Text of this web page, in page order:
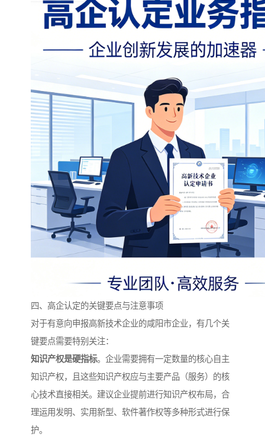
四、高企认定的关键要点与注意事项
对于有意向申报高新技术企业的咸阳市企业，有几个关
键要点需要特别关注：
知识产权是硬指标。企业需要拥有一定数量的核心自主
知识产权，且这些知识产权应与主要产品（服务）的核
心技术直接相关。建议企业提前进行知识产权布局，合
理运用发明、实用新型、软件著作权等多种形式进行保
护。